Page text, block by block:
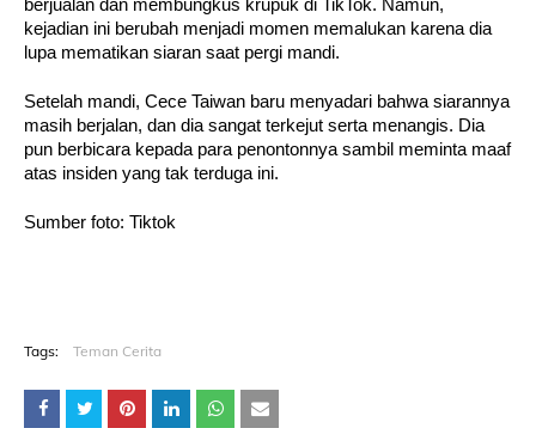
berjualan dan membungkus krupuk di TikTok. Namun,
kejadian ini berubah menjadi momen memalukan karena dia
lupa mematikan siaran saat pergi mandi.
Setelah mandi, Cece Taiwan baru menyadari bahwa siarannya
masih berjalan, dan dia sangat terkejut serta menangis. Dia
pun berbicara kepada para penontonnya sambil meminta maaf
atas insiden yang tak terduga ini.
Sumber foto: Tiktok
Tags: Teman Cerita